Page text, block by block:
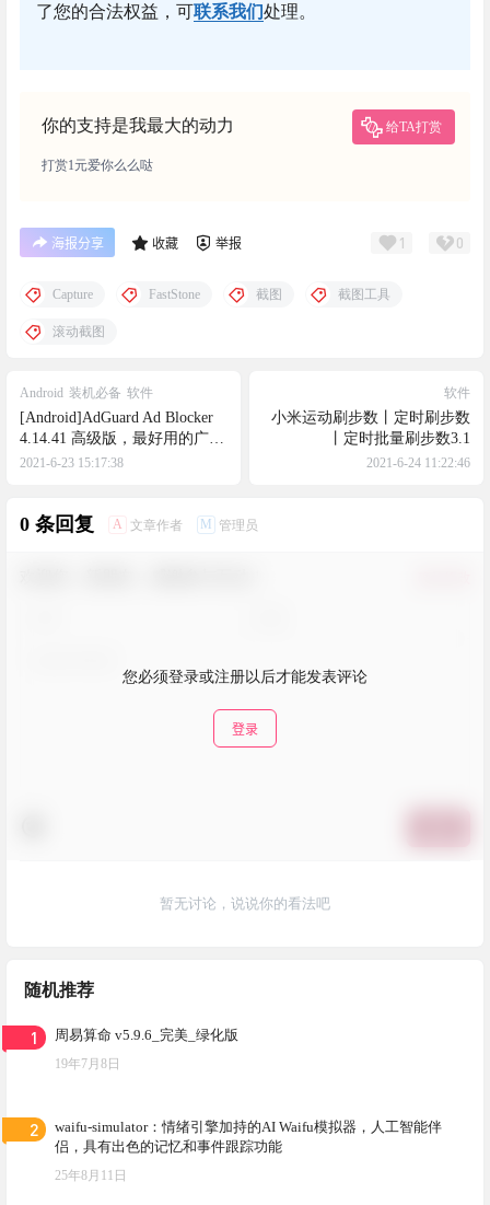
了您的合法权益，可联系我们处理。
你的支持是我最大的动力 给TA打赏
打赏1元爱你么么哒
海报分享 收藏 举报 1 0
Capture FastStone 截图 截图工具
滚动截图
Android 装机必备 软件
[Android]AdGuard Ad Blocker
4.14.41 高级版，最好用的广告
拦截器
2021-6-23 15:17:38
软件
小米运动刷步数丨定时刷步数
丨定时批量刷步数3.1
2021-6-24 11:22:46
0 条回复 A 文章作者 M 管理员
您必须登录或注册以后才能发表评论
登录
暂无讨论，说说你的看法吧
随机推荐
1 周易算命 v5.9.6_完美_绿化版
19年7月8日
2
waifu-simulator：情绪引擎加持的AI Waifu模拟器，人工智能伴
侣，具有出色的记忆和事件跟踪功能
25年8月11日